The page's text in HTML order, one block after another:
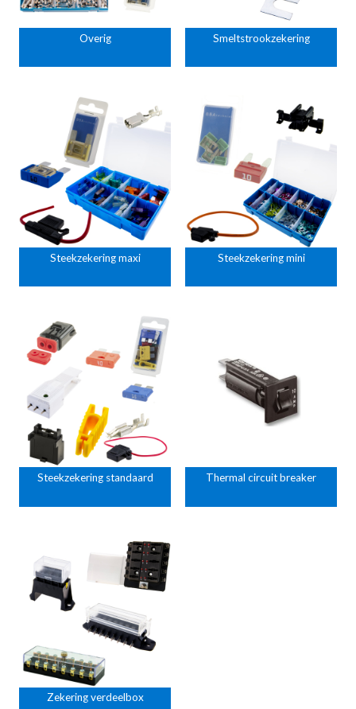
Overig Smeltstrookzekering
Steekzekering maxi Steekzekering mini
Steekzekering standaard Thermal circuit breaker
Zekering verdeelbox